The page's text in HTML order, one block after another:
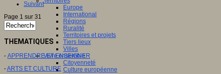
Europe
International
Régions
Ruralité
Territoires et projets
Tiers lieux
Villes
Vivre ensemble
Citoyenneté
Culture européenne
Suivant
Page 1 sur 31
THEMATIQUES
- APPRENDRE ET ENSEIGNER
-ARTS ET CULTURE